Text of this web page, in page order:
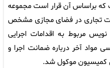
که براساس آن قرار است مجموعه
تجاری در فضای مجازی مشخص
جلسه، ماده ۶ پیش نویس مربوط به اقدامات اجرایی
آخر درباره ضمانت اجرا و
کمیسیون موکول شد.